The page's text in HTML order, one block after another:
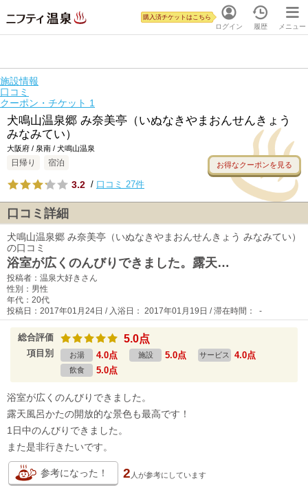
ログイン
購入済チケットはこちら
履歴 メニュー
施設情報
口コミ
クーポン・チケット 1
犬鳴山温泉郷 み奈美亭（いぬなきやまおんせんきょう
みなみてい）
大阪府 / 泉南 / 犬鳴山温泉
日帰り 宿泊 お得なクーポンを見る
3.2 / 口コミ 27件
口コミ詳細
犬鳴山温泉郷 み奈美亭（いぬなきやまおんせんきょう みなみてい）
の口コミ
浴室が広くのんびりできました。露天…
投稿者：温泉大好きさん
性別：男性
年代：20代
投稿日：2017年01月24日 / 入浴日： 2017年01月19日 / 滞在時間： -
総合評価 5.0点
項目別 お湯 4.0点 施設 5.0点 サービス 4.0点
飲食 5.0点
浴室が広くのんびりできました。
露天風呂かたの開放的な景色も最高です！
1日中のんびりできました。
また是非行きたいです。
参考になった！ 2 人が参考にしています